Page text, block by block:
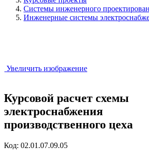
Системы инженерного
Инженерные системы
Увеличить изображение
Курсовой расчет схемы
электроснабжения
производственного цеха
Код: 02.01.07.09.05